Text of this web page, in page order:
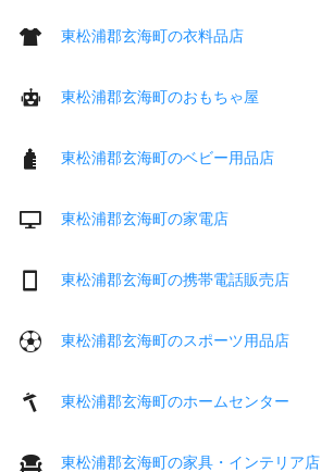
東松浦郡玄海町の衣料品店
東松浦郡玄海町のおもちゃ屋
東松浦郡玄海町のベビー用品店
東松浦郡玄海町の家電店
東松浦郡玄海町の携帯電話販売店
東松浦郡玄海町のスポーツ用品店
東松浦郡玄海町のホームセンター
東松浦郡玄海町の家具・インテリア店